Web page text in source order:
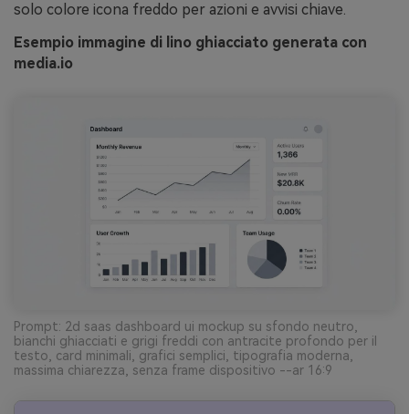
solo colore icona freddo per azioni e avvisi chiave.
Esempio immagine di lino ghiacciato generata con
media.io
Prompt: 2d saas dashboard ui mockup su sfondo neutro,
bianchi ghiacciati e grigi freddi con antracite profondo per il
testo, card minimali, grafici semplici, tipografia moderna,
massima chiarezza, senza frame dispositivo --ar 16:9